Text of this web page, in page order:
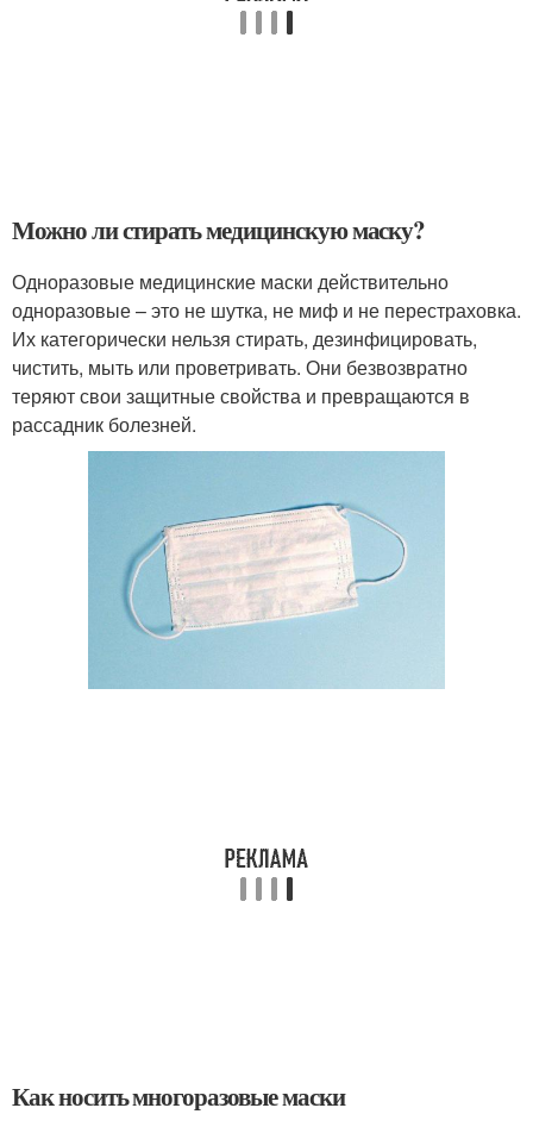
Можно ли стирать медицинскую маску?
Одноразовые медицинские маски действительно
одноразовые – это не шутка, не миф и не перестраховка.
Их категорически нельзя стирать, дезинфицировать,
чистить, мыть или проветривать. Они безвозвратно
теряют свои защитные свойства и превращаются в
рассадник болезней.
Как носить многоразовые маски